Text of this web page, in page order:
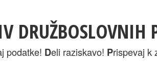
DRUŽBOSLOVNIH
podatke! Deli raziskavo! Prispevaj k